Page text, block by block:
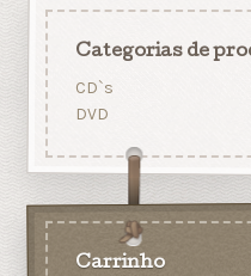
Categorias de
CD`s
DVD
Carrinho